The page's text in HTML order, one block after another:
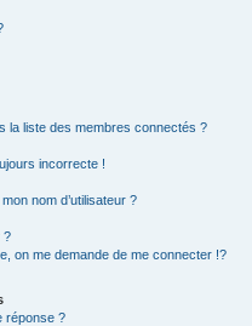
la liste des membres connectés ?
incorrecte !
nom d’utilisateur ?
?
on me demande de me connecter !?
réponse ?